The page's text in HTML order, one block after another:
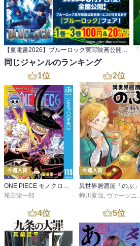
【夏電書2026】ブルーロック実写映画公開記念！ エゴが目を覚ます『ブルーロック』フェア！
同じジャンルのランキング
1位
今週入荷
尾田栄一郎
2位
今週入荷
蝉川夏哉 ヴァージニア二等兵
4位 5位